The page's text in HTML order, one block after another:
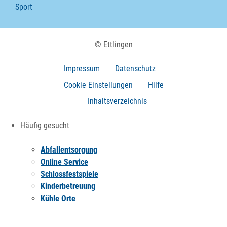
Sport
© Ettlingen
Impressum
Datenschutz
Cookie Einstellungen
Hilfe
Inhaltsverzeichnis
Häufig gesucht
Abfallentsorgung
Online Service
Schlossfestspiele
Kinderbetreuung
Kühle Orte